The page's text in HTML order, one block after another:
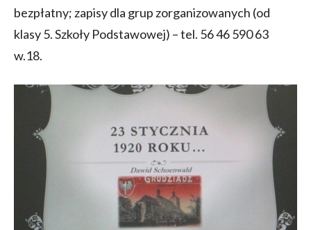
bezpłatny; zapisy dla grup zorganizowanych (od
klasy 5. Szkoły Podstawowej) – tel. 56 46 590 63
w.18.